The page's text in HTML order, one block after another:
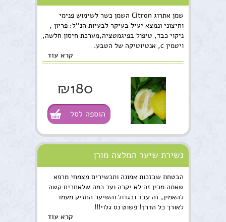
שמן אתרוג Citron השמן כשר לשימוש פנימי
וחיצוני ונמצא יעיל בעיקר לבעיות הנ''ל: פריון ,
ניקוי כבד, טיפול בפיגמטציה,מערכת חיסון חלשה,
ויטמין c, אנטיוטיקה של הטבע.
קרא עוד
₪180
הוספה לסל
נשירת שיער המלצה מורן
הבטחת שבזכות אמונה ותכשירים מצמחי מרפא
שאתה מכין זה לא יקרה ועד כמה שלאחרים קשה
להאמין, זה עבד ובגדול והשיער החזיק מעמד
לאורך כל הדרך! פשוט נס גלוי!!!
קרא עוד